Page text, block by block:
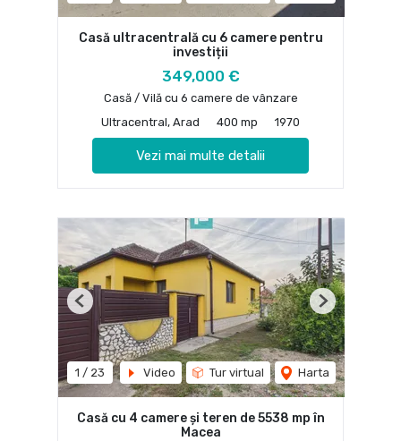
Casă ultracentrală cu 6 camere pentru
investiții
349,000 €
Casă / Vilă cu 6 camere de vânzare
Ultracentral, Arad
400 mp 1970
Vezi mai multe detalii
1 / 23 Video Tur virtual Harta
Previous Next
Casă cu 4 camere și teren de 5538 mp în
Macea